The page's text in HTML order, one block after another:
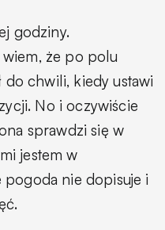
godziny.
że po polu
do chwili, kiedy ustawi
No i oczywiście
sprawdzi się w
jestem w
nie dopisuje i